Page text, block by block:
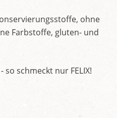
ohne
Farbstoffe, gluten- und
so schmeckt nur FELIX!